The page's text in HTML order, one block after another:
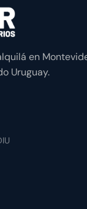
en
Uruguay.